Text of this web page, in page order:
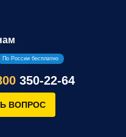
По России бесплатно
350-22-64